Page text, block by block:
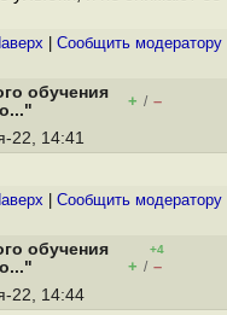
Cообщить модератору
обучения
+ / –
22, 14:41
Cообщить модератору
обучения
+4
+ / –
22, 14:44